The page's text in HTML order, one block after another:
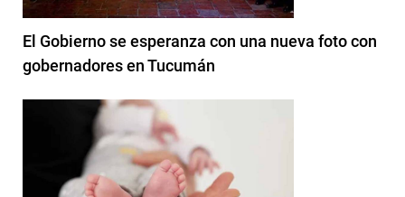
El Gobierno se esperanza con una nueva foto con
gobernadores en Tucumán